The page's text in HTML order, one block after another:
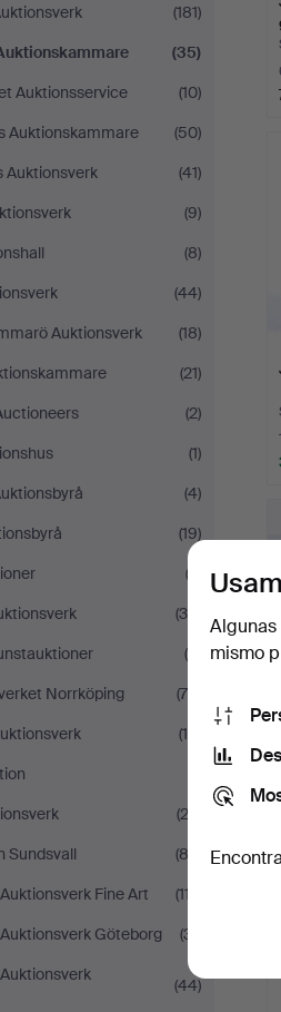
(181)
(35)
Auktionsservice
(10)
Auktionskammare
(50)
Auktionsverk
(41)
(9)
(8)
(44)
Auktionsverk
(18)
(21)
(2)
(1)
(4)
(19)
(3)
(39)
(5)
Norrköping
(79)
(14)
(23)
Sundsvall
(83)
Fine Art
(117)
Göteborg
(31)
(44)
Algunas
mismo